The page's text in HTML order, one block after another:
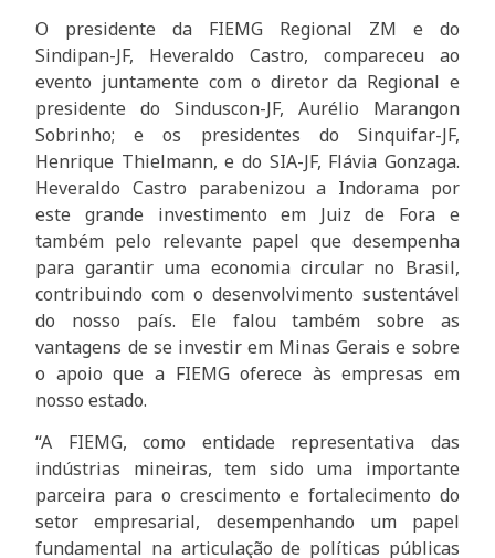
O presidente da FIEMG Regional ZM e do
Sindipan-JF, Heveraldo Castro, compareceu ao
evento juntamente com o diretor da Regional e
presidente do Sinduscon-JF, Aurélio Marangon
Sobrinho; e os presidentes do Sinquifar-JF,
Henrique Thielmann, e do SIA-JF, Flávia Gonzaga.
Heveraldo Castro parabenizou a Indorama por
este grande investimento em Juiz de Fora e
também pelo relevante papel que desempenha
para garantir uma economia circular no Brasil,
contribuindo com o desenvolvimento sustentável
do nosso país. Ele falou também sobre as
vantagens de se investir em Minas Gerais e sobre
o apoio que a FIEMG oferece às empresas em
nosso estado.
“A FIEMG, como entidade representativa das
indústrias mineiras, tem sido uma importante
parceira para o crescimento e fortalecimento do
setor empresarial, desempenhando um papel
fundamental na articulação de políticas públicas